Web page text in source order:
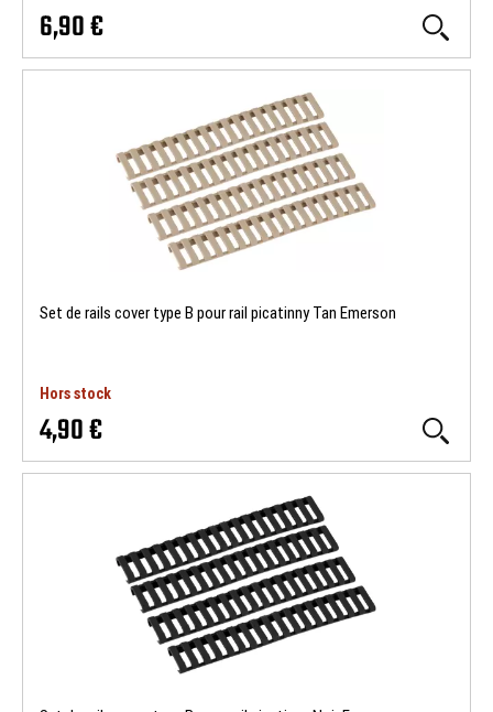
6,90 €
Set de rails cover type B pour rail picatinny Tan Emerson
Hors stock
4,90 €